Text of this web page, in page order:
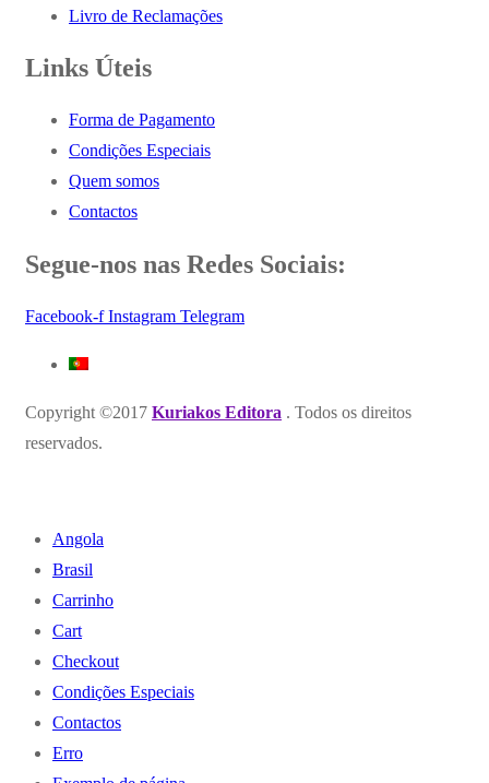
Livro de Reclamações
Links Úteis
Forma de Pagamento
Condições Especiais
Quem somos
Contactos
Segue-nos nas Redes Sociais:
Facebook-f Instagram Telegram
Copyright ©2017 Kuriakos Editora . Todos os direitos
reservados.
Angola
Brasil
Carrinho
Cart
Checkout
Condições Especiais
Contactos
Erro